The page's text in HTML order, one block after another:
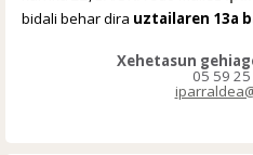
bidali behar dira uztailaren 13a
Xehetasun
05 59
i